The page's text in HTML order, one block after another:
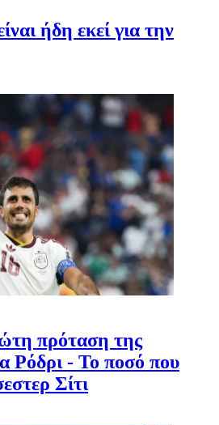
ήδη εκεί για την
πρόταση της
Ρόδρι - Το ποσό που
Σίτι